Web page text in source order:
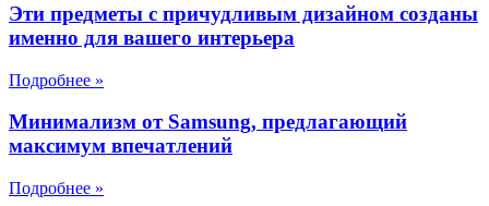
Эти предметы с причудливым дизайном созданы
именно для вашего интерьера
Подробнее »
Минимализм от Samsung, предлагающий
максимум впечатлений
Подробнее »